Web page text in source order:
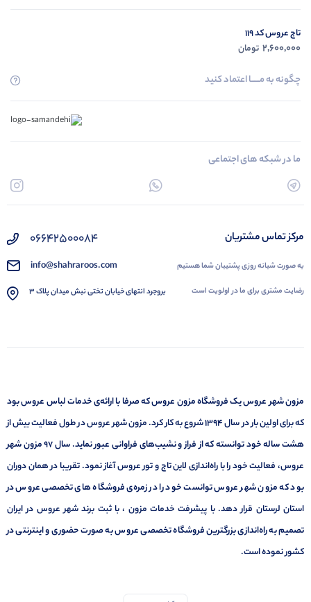
تاج عروس کد 119
2,600,000 تومان
چگونه به مــــــا اعتماد کنید
ما در شبکه های اجتماعی
مرکز تماس مشتریان
به صورت شبانه روزی پشتیبان شما هستیم
رضایت مشتری برای ما در اولویت است
۰۶۶۴۲۵۰۰۰۸۴
info@shahraroos.com
بروجرد انتهای خیابان تختی نبش میدان پلاک 3
مزون شهر عروس یک فروشگاه مزون عروس که صرفا با ارائه‌ی خدمات لباس عروس بود
که برای اولین بار در سال 1394 شروع به کار کرد. مزون شهر عروس در طول فعالیت بیش از
هشت ساله خود توانسته که از فراز و نشیب‌های فراوانی عبور نماید. سال ۹۷ مزون شهر
عروس، فعالیت خود را با راه‌اندازی لاین تاج و تور عروس آغاز نمود. تقریبا در همان دوران
بود که مزون شهر عروس توانست خود را در زمره‌ی فروشگاه های تخصصی عروس در
استان لرستان قرار دهد. با پیشرفت خدمات مزون ، با ثبت برند شهر عروس در ایران
تصمیم به راه‌اندازی بزرگترین فروشگاه تخصصی عروس به صورت حضوری و اینترنتی در
کشور نموده است.